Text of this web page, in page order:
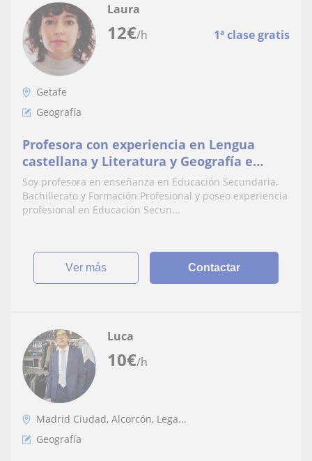
12€/h 1ª clase gratis
Laura
Getafe
Geografía
Profesora con experiencia en Lengua
castellana y Literatura y Geografía e
Historia
Soy profesora en enseñanza en Educación Secundaria,
Bachillerato y Formación Profesional y poseo experiencia
profesional en Educación Secun...
ver más Contactar
10€/h
Luca
Madrid Ciudad, Alcorcón, Lega...
Geografía